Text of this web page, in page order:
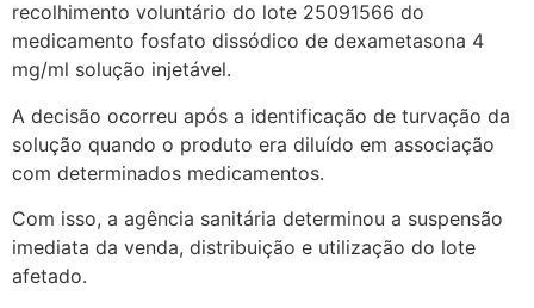
recolhimento voluntário do lote 25091566 do
medicamento fosfato dissódico de dexametasona 4
mg/ml solução injetável.
A decisão ocorreu após a identificação de turvação da
solução quando o produto era diluído em associação
com determinados medicamentos.
Com isso, a agência sanitária determinou a suspensão
imediata da venda, distribuição e utilização do lote
afetado.